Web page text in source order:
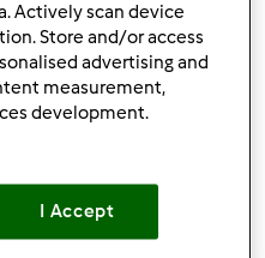
Actively scan device
Store and/or access
advertising and
measurement,
development.
I Accept